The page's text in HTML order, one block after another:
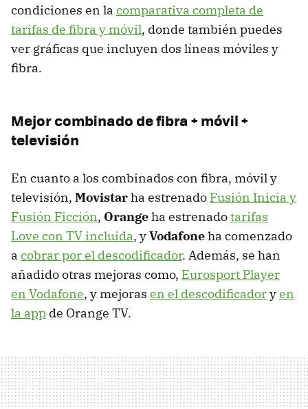
condiciones en la comparativa completa de
tarifas de fibra y móvil, donde también puedes
ver gráficas que incluyen dos líneas móviles y
fibra.
Mejor combinado de fibra + móvil +
televisión
En cuanto a los combinados con fibra, móvil y
televisión, Movistarha estrenado Fusión Inicia y
Fusión Ficción, Orangeha estrenadotarifas
Love con TV incluida, yVodafoneha comenzado
a cobrar por el descodificador. Además, se han
añadido otras mejoras como, Eurosport Player
en Vodafone, y mejoras en el descodificadoryen
la app de Orange TV.